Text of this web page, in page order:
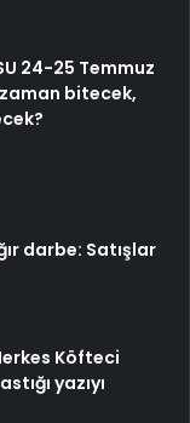
24-25 Temmuz
bitecek,
darbe: Satışlar
Köfteci
yazıyı